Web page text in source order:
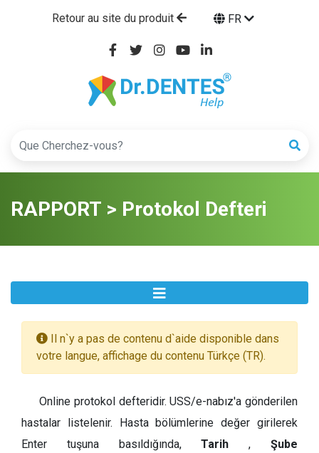
Retour au site du produit FR
RAPPORT > Protokol Defteri
Il n`y a pas de contenu d`aide disponible dans
votre langue, affichage du contenu Türkçe (TR).
Online protokol defteridir. USS/e-nabız'a gönderilen
hastalar listelenir. Hasta bölümlerine değer girilerek
Enter tuşuna basıldığında,Tarih ,Şube